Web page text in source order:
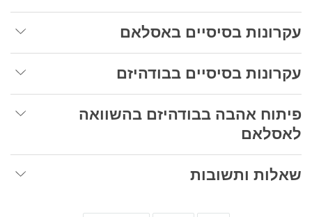
עקרונות בסיסיים באסלאם
עקרונות בסיסיים בבודהיזם
פיתוח אהבה בבודהיזם בהשוואה
לאסלאם
שאלות ותשובות